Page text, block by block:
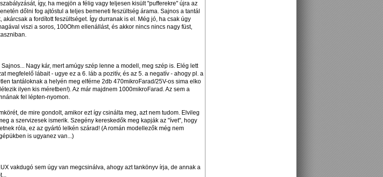
így, ha megjön a félig vagy teljesen kisült "pufferekre" újra az
dőlni fog ajtóstul a teljes bemeneti feszültség árama. Sajnos a tantál
akárcsak a fordított feszültséget. Így durranak is el. Még jó, ha csak úgy
viszi a soros, 100Ohm ellenállást, és akkor nincs nincs nagy füst,
Nagy kár, mert amúgy szép lenne a modell, meg szép is. Elég lett
megfelelő lábait - ugye ez a 6. láb a pozitív, és az 5. a negatív - ahogy pl. a
tantáloknak a helyén meg elférne 2db 470mikroFarad/25V-os sima elko
ilyen kis méretben!). Az már majdnem 1000mikroFarad. Az sem a
fel lépten-nyomon.
de mire gondolt, amikor ezt így csinálta meg, azt nem tudom. Elvileg
a szervizesek ismerik. Szegény kereskedők meg kapják az "ívet", hogy
róla, ez az gyártó lelkén szárad! (A román modellezők még nem
is ugyanez van...)
vakdugó sem úgy van megcsinálva, ahogy azt tankönyv írja, de annak a